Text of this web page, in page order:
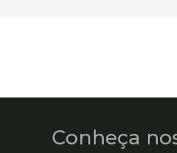
Conheça